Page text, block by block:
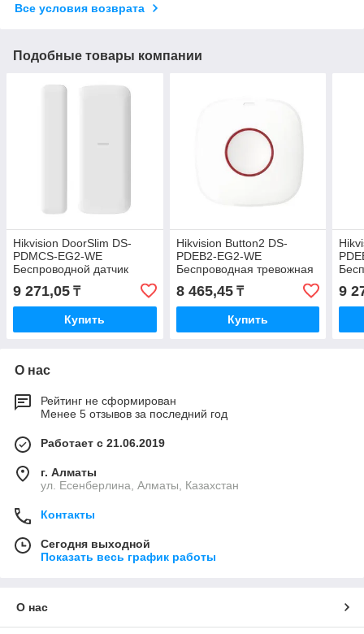
Все условия возврата
Подобные товары компании
Hikvision DoorSlim DS-
PDMCS-EG2-WE
Беспроводной датчик
магнитоконтактный
9 271,05 ₸
Купить
Hikvision Button2 DS-
PDEB2-EG2-WE
Беспроводная тревожная
8 465,45₸
Купить
9
О нас
Рейтинг не сформирован
Менее 5 отзывов за последний год
Работает с 21.06.2019
г. Алматы
ул. Есенберлина, Алматы, Казахстан
Контакты
Сегодня выходной
Показать весь график работы
О нас